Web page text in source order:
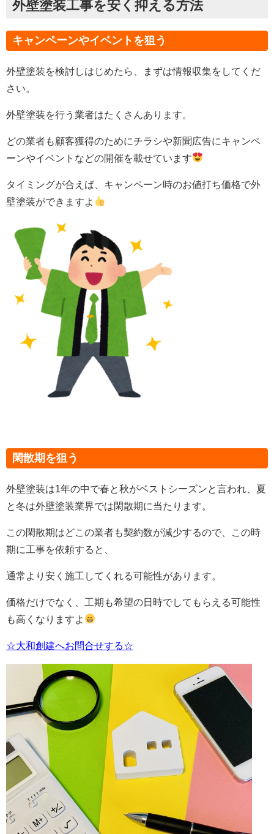
外壁塗装工事を安く抑える方法
キャンペーンやイベントを狙う
外壁塗装を検討しはじめたら、まずは情報収集をしてくだ
さい。
外壁塗装を行う業者はたくさんあります。
どの業者も顧客獲得のためにチラシや新聞広告にキャンペ
ーンやイベントなどの開催を載せています
タイミングが合えば、キャンペーン時のお値打ち価格で外
壁塗装ができますよ
閑散期を狙う
外壁塗装は1年の中で春と秋がベストシーズンと言われ、夏
と冬は外壁塗装業界では閑散期に当たります。
この閑散期はどこの業者も契約数が減少するので、この時
期に工事を依頼すると、
通常より安く施工してくれる可能性があります。
価格だけでなく、工期も希望の日時でしてもらえる可能性
も高くなりますよ
☆大和創建へお問合せする☆